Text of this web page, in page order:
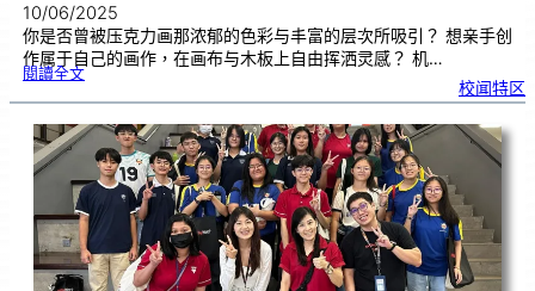
10/06/2025
你是否曾被压克力画那浓郁的色彩与丰富的层次所吸引？ 想亲手创
作属于自己的画作，在画布与木板上自由挥洒灵感？ 机…
閱讀全文:
2
5
压
克
力绘
画
工
作
坊
|开放
报
名
中
校闻特区